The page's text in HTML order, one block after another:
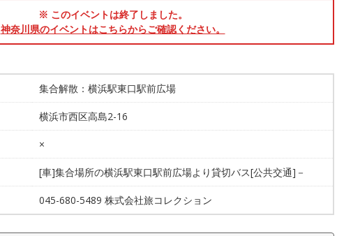
※ このイベントは終了しました。
神奈川県のイベントはこちらからご確認ください。
集合解散：横浜駅東口駅前広場
横浜市西区高島2-16
×
[車]集合場所の横浜駅東口駅前広場より貸切バス[公共交通]－
045-680-5489 株式会社旅コレクション